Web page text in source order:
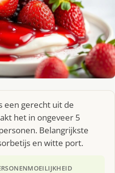
een gerecht uit de
het in ongeveer 5
Belangrijkste
en witte port.
MOEILIJKHEID